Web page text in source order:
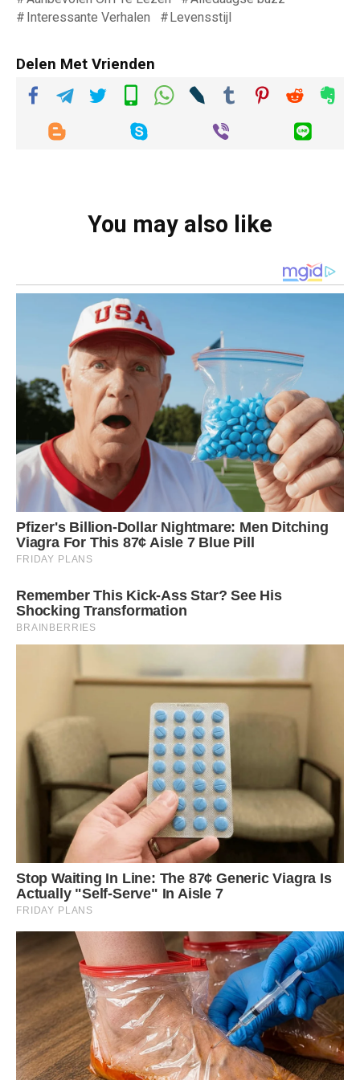
Interessante Verhalen
Levensstijl
Delen Met Vrienden
You may also like